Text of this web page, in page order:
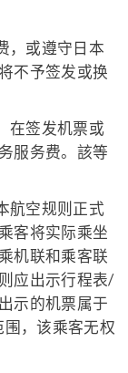
，或遵守日本
不予签发或换
在签发机票或
服务费。該等
航空规则正式
客将实际乘坐
机联和乘客联
应出示行程表/
示的机票属于
，该乘客无权